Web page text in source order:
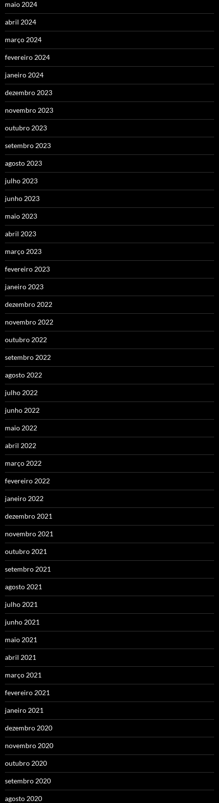
maio 2024
abril 2024
março 2024
fevereiro 2024
janeiro 2024
dezembro 2023
novembro 2023
outubro 2023
setembro 2023
agosto 2023
julho 2023
junho 2023
maio 2023
abril 2023
março 2023
fevereiro 2023
janeiro 2023
dezembro 2022
novembro 2022
outubro 2022
setembro 2022
agosto 2022
julho 2022
junho 2022
maio 2022
abril 2022
março 2022
fevereiro 2022
janeiro 2022
dezembro 2021
novembro 2021
outubro 2021
setembro 2021
agosto 2021
julho 2021
junho 2021
maio 2021
abril 2021
março 2021
fevereiro 2021
janeiro 2021
dezembro 2020
novembro 2020
outubro 2020
setembro 2020
agosto 2020